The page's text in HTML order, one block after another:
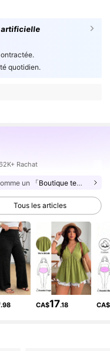
artificielle
quotidien.
Rachat
un 「Boutique tendance」
Tous les articles
.98 CA$17.18 CA$